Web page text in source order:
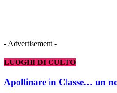
- Advertisement -
LUOGHI DI CULTO
Apollinare in Classe… un